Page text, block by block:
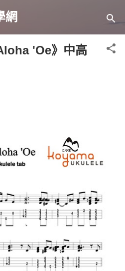
主要內容
網
'Oe》中高